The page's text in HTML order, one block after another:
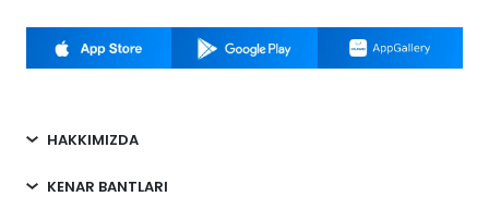
HAKKIMIZDA
KENAR BANTLARI